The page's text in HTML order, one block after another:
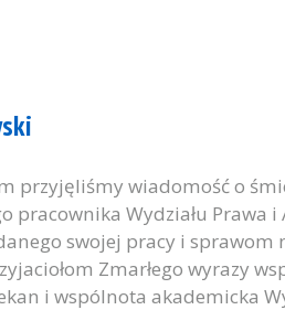
przyjęliśmy wiadomość o
pracownika Wydziału Prawa
swojej pracy i sprawom
Zmarłego wyrazy
i wspólnota akademicka